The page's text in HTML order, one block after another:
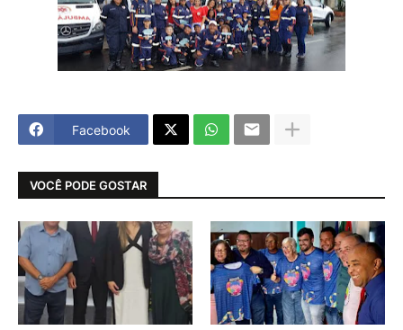
Facebook
VOCÊ PODE GOSTAR